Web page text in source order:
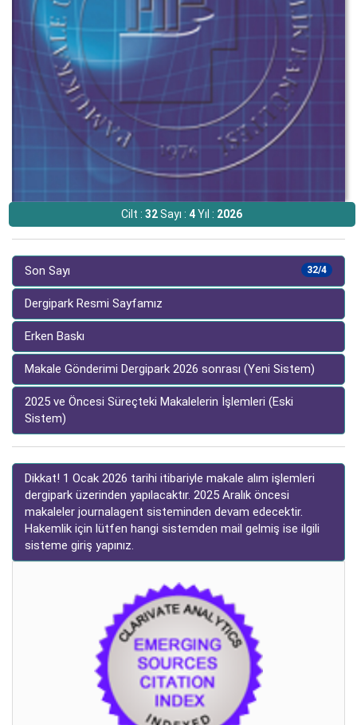
Cilt :32Sayı :4Yıl : 2026
32/4
Son Sayı
Dergipark Resmi Sayfamız
Erken Baskı
Makale Gönderimi Dergipark 2026 sonrası (Yeni Sistem)
2025 ve Öncesi Süreçteki Makalelerin İşlemleri (Eski
Sistem)
Dikkat! 1 Ocak 2026 tarihi itibariyle makale alım işlemleri
dergipark üzerinden yapılacaktır. 2025 Aralık öncesi
makaleler journalagent sisteminden devam edecektir.
Hakemlik için lütfen hangi sistemden mail gelmiş ise ilgili
sisteme giriş yapınız.